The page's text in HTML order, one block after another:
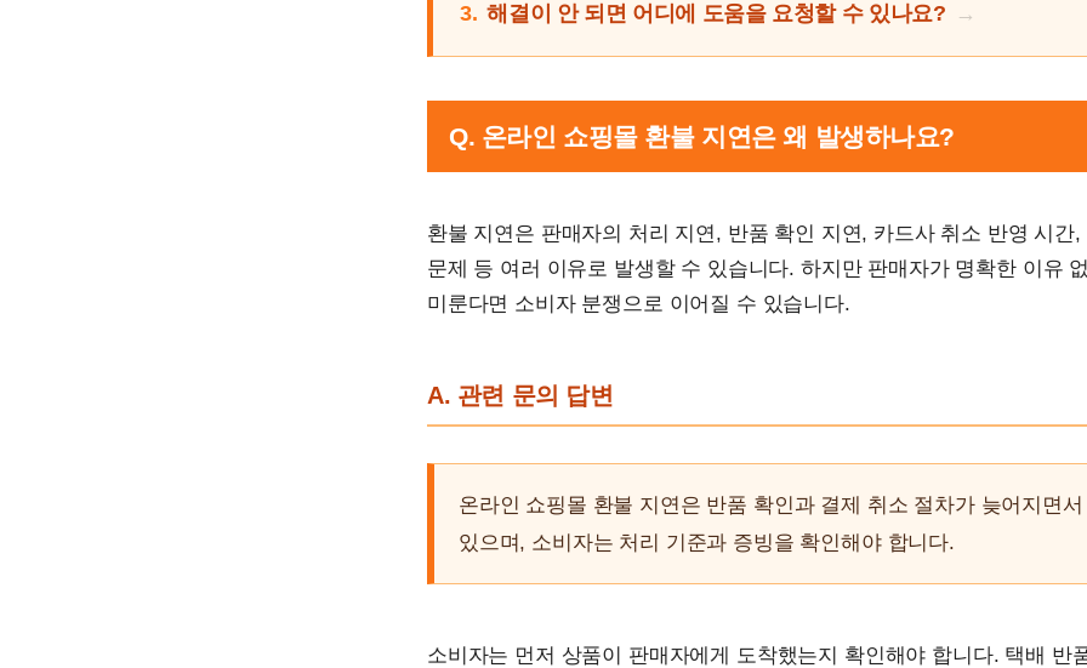
3. 해결이 안 되면 어디에 도움을 요청할 수 있나요?
Q. 온라인 쇼핑몰 환불 지연은 왜 발생하나요?
환불 지연은 판매자의 처리 지연, 반품 확인 지연, 카드사 취소 반영 시간,
문제 등 여러 이유로 발생할 수 있습니다. 하지만 판매자가 명확한 이유
미룬다면 소비자 분쟁으로 이어질 수 있습니다.
A. 관련 문의 답변
온라인 쇼핑몰 환불 지연은 반품 확인과 결제 취소 절차가 늦어지면
있으며, 소비자는 처리 기준과 증빙을 확인해야 합니다.
소비자는 먼저 상품이 판매자에게 도착했는지 확인해야 합니다. 택배 반